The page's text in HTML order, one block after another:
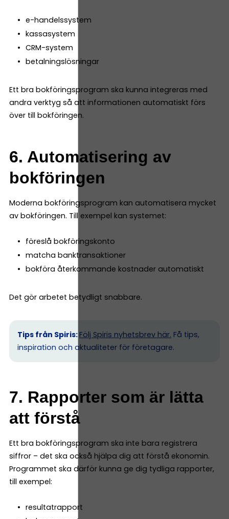
e-handelssystem
kassasystem
CRM-system
betalningslösningar
Ett bra bokföringsprogram ska kunna integreras med
andra verktyg så att informationen automatiskt förs
över till bokföringen.
6. Automatisering av
bokföringen
Moderna bokföringsprogram kan automatisera mycket
av bokföringen. Till exempel kan systemet:
föreslå bokföringskonto
matcha banktransaktioner
bokföra återkommande kostnader automatiskt
Det gör arbetet betydligt snabbare.
Tips från Spiris: Följ Spiris nyhetsbrev här. Få tips,
inspiration och aktualiteter för företagare.
7. Rapporter som är lätta
att förstå
Ett bra bokföringsprogram ska inte bara registrera
siffror – det ska också hjälpa dig att förstå ekonomin.
Programmet ska därför kunna ge dig tydliga rapporter,
till exempel:
resultatrapport